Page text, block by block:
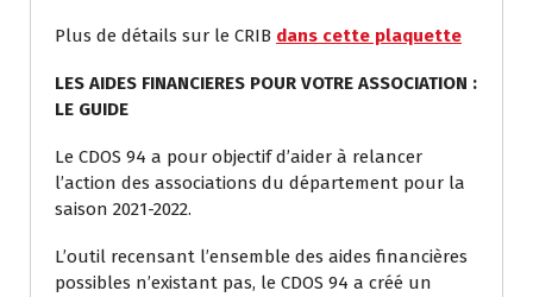
Plus de détails sur le CRIB dans cette plaquette
LES AIDES FINANCIERES POUR VOTRE ASSOCIATION :
LE GUIDE
Le CDOS 94 a pour objectif d’aider à relancer
l’action des associations du département pour la
saison 2021-2022.
L’outil recensant l’ensemble des aides financières
possibles n’existant pas, le CDOS 94 a créé un